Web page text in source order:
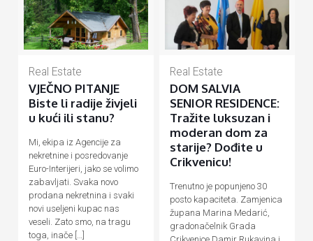
Real Estate
VJEČNO PITANJE
Biste li radije živjeli
u kući ili stanu?
Mi, ekipa iz Agencije za
nekretnine i posredovanje
Euro-Interijeri, jako se volimo
zabavljati. Svaka novo
prodana nekretnina i svaki
novi useljeni kupac nas
veseli. Zato smo, na tragu
toga, inače […]
Real Estate
DOM SALVIA
SENIOR RESIDENCE:
Tražite luksuzan i
moderan dom za
starije? Dođite u
Crikvenicu!
Trenutno je popunjeno 30
posto kapaciteta. Zamjenica
župana Marina Medarić,
gradonačelnik Grada